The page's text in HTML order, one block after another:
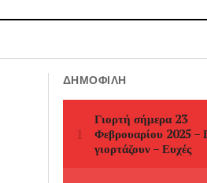
ΔΗΜΟΦΙΛΉ